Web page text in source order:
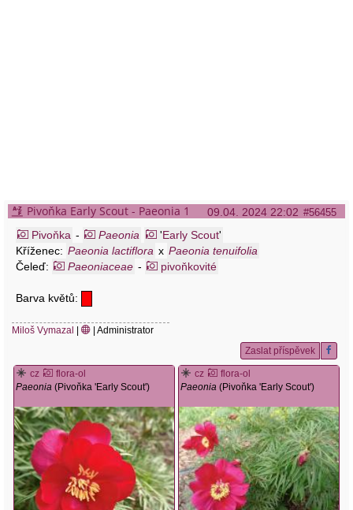
09.04. 2024 22:02 #56455
Pivoňka Early Scout - Paeonia 1
Pivoňka - Paeonia 'Early Scout'
Kříženec: Paeonia lactiflora x Paeonia tenuifolia
Čeleď:
Paeoniaceae - pivoňkovité
Barva květů:
Miloš Vymazal
| Administrator
Zaslat příspěvek
cz
flora-ol
Paeonia (Pivoňka 'Early Scout')
cz
flora-ol
Paeonia (Pivoňka 'Early Scout')